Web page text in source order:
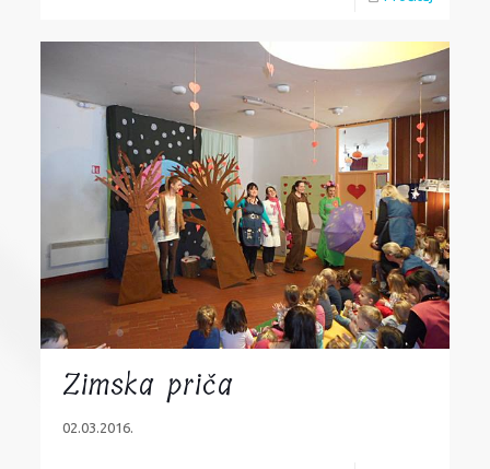
Zimska priča
02.03.2016.